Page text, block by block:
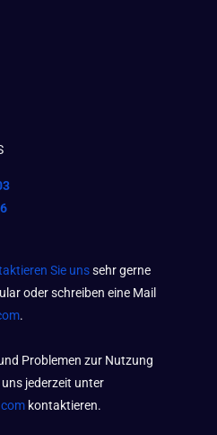
Sie unssehr gerne
oder schreiben eine Mail
.
Problemen zur Nutzung
jederzeit unter
kontaktieren.